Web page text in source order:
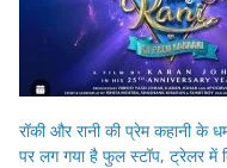
रॉकी और रानी की प्रेम कहानी के
पर लग गया है फुल स्टॉप, ट्रेलर में